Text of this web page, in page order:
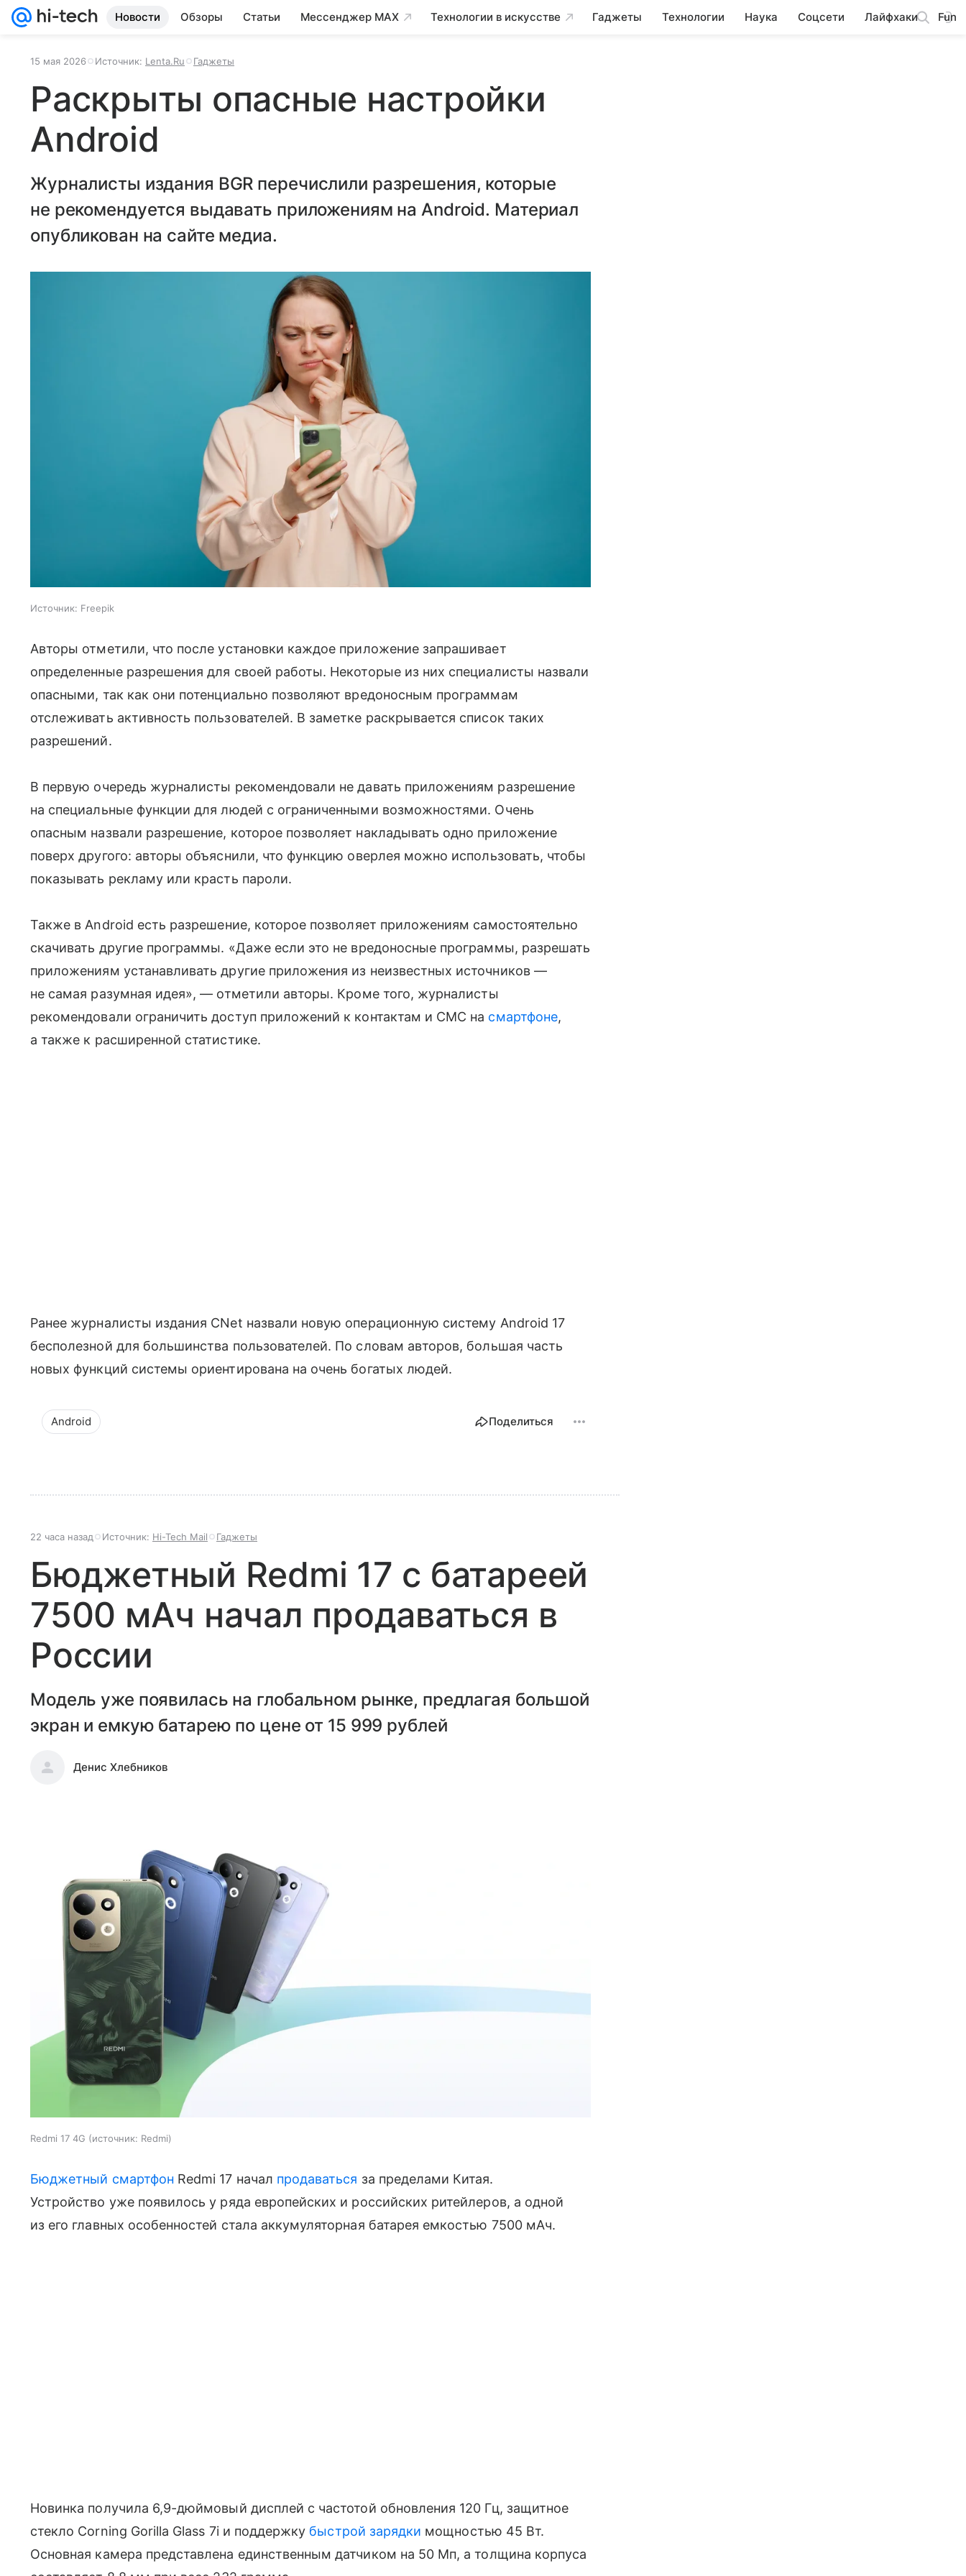
Новости Обзоры Статьи Мессенджер MAX Технологии в искусстве Гаджеты Технологии Наука Соцсети Лайфхаки Fun
15 мая 2026 Источник: Lenta.Ru Гаджеты
Раскрыты опасные настройки
Android
Журналисты издания BGR перечислили разрешения, которые
не рекомендуется выдавать приложениям на Android. Материал
опубликован на сайте медиа.
Источник: Freepik
Авторы отметили, что после установки каждое приложение запрашивает
определенные разрешения для своей работы. Некоторые из них специалисты назвали
опасными, так как они потенциально позволяют вредоносным программам
отслеживать активность пользователей. В заметке раскрывается список таких
разрешений.
В первую очередь журналисты рекомендовали не давать приложениям разрешение
на специальные функции для людей с ограниченными возможностями. Очень
опасным назвали разрешение, которое позволяет накладывать одно приложение
поверх другого: авторы объяснили, что функцию оверлея можно использовать, чтобы
показывать рекламу или красть пароли.
Также в Android есть разрешение, которое позволяет приложениям самостоятельно
скачивать другие программы. «Даже если это не вредоносные программы, разрешать
приложениям устанавливать другие приложения из неизвестных источников —
не самая разумная идея», — отметили авторы. Кроме того, журналисты
рекомендовали ограничить доступ приложений к контактам и СМС на смартфоне,
а также к расширенной статистике.
Ранее журналисты издания CNet назвали новую операционную систему Android 17
бесполезной для большинства пользователей. По словам авторов, большая часть
новых функций системы ориентирована на очень богатых людей.
Android Поделиться
22 часа назад Источник: Hi-Tech Mail Гаджеты
Бюджетный Redmi 17 с батареей
7500 мАч начал продаваться в
России
Модель уже появилась на глобальном рынке, предлагая большой
экран и емкую батарею по цене от 15 999 рублей
Денис Хлебников
Redmi 17 4G источник: Redmi
Бюджетный смартфон Redmi 17 начал продаваться за пределами Китая.
Устройство уже появилось у ряда европейских и российских ритейлеров, а одной
из его главных особенностей стала аккумуляторная батарея емкостью 7500 мАч.
Новинка получила 6,9-дюймовый дисплей с частотой обновления 120 Гц, защитное
стекло Corning Gorilla Glass 7i и поддержку быстрой зарядки мощностью 45 Вт.
Основная камера представлена единственным датчиком на 50 Мп, а толщина корпуса